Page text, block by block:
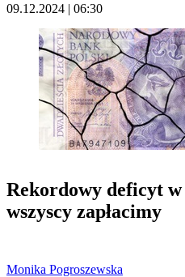
09.12.2024 | 06:30
Rekordowy deficyt
wszyscy zapłacimy
Monika Pogroszewska